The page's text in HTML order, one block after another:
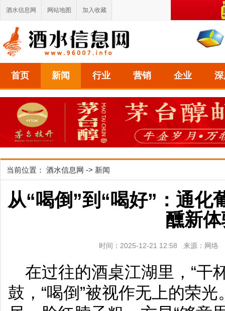
酒水信息网 网站地图 加入收藏
首页 新闻 行业 营销 企业
当前位置： 酒水信息网 -> 新闻
从“喝倒”到“喝好”：通化
醺新
时间：2025-12-21 12:58 来源：网络
在过往的酒桌江湖里，“干
鼓，“喝倒”被视作无上的荣